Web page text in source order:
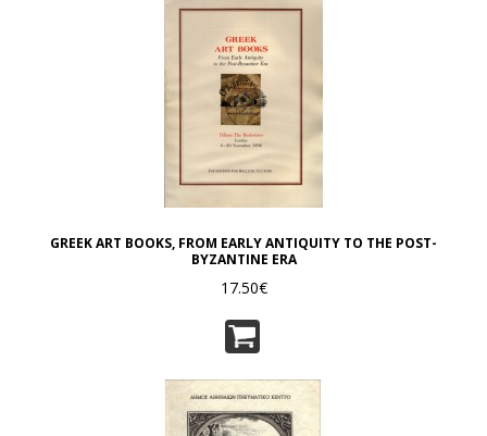
GREEK ART BOOKS, FROM EARLY ANTIQUITY TO THE POST-
BYZANTINE ERA
17.50€